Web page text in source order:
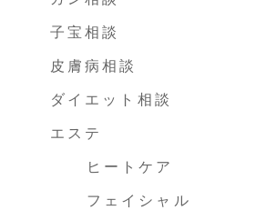
子宝相談
皮膚病相談
ダイエット相談
エステ
ヒートケア
フェイシャル